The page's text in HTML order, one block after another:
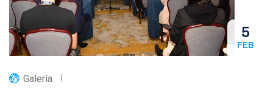
5
FEB
Galería